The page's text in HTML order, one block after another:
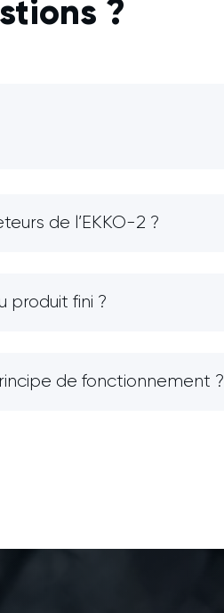
?
de l’EKKO-2 ?
produit fini ?
de fonctionnement ?